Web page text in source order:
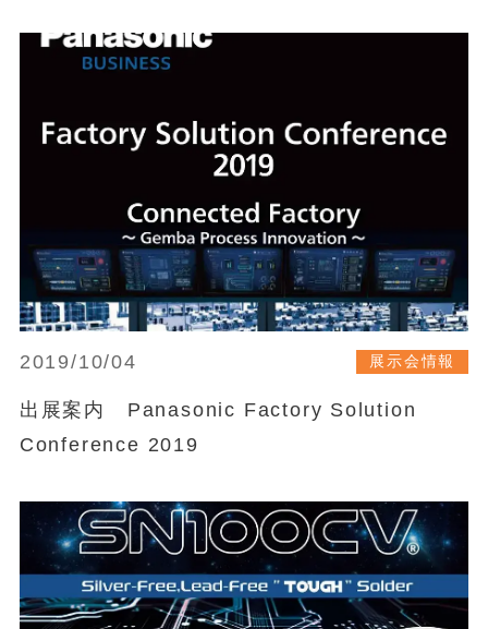
2019/10/04 展示会情報
出展案内 Panasonic Factory Solution
Conference 2019